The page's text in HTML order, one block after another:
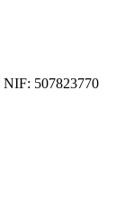
NIF: 507823770